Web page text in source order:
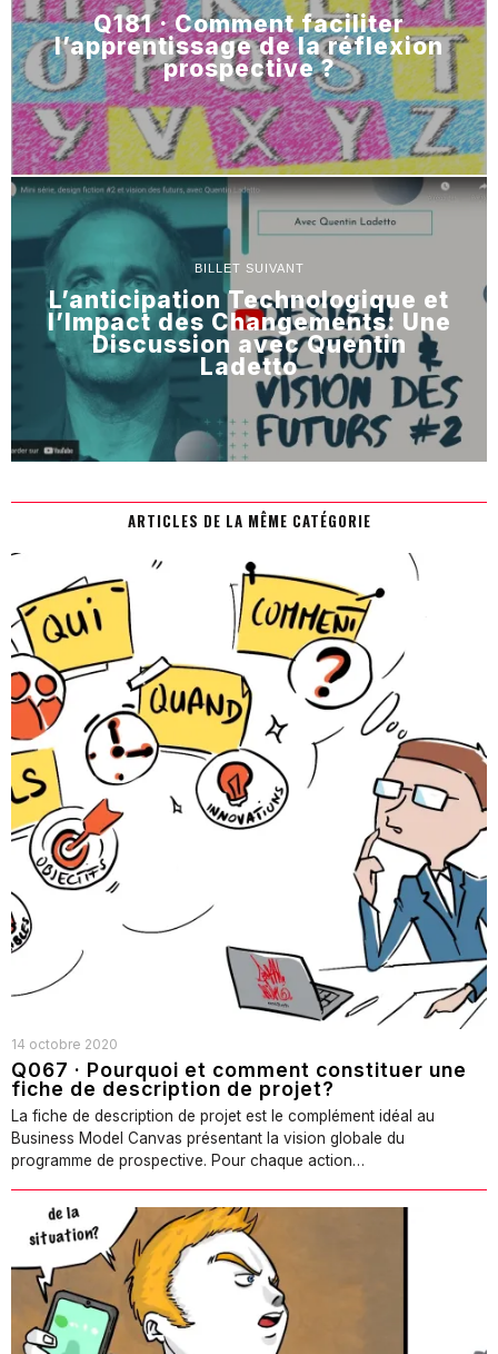
Q181 · Comment faciliter
l’apprentissage de la réflexion
prospective ?
BILLET SUIVANT
L’anticipation Technologique et
l’Impact des Changements: Une
Discussion avec Quentin
Ladetto
ARTICLES DE LA MÊME CATÉGORIE
14 octobre 2020
Q067 · Pourquoi et comment constituer une
fiche de description de projet?
La fiche de description de projet est le complément idéal au
Business Model Canvas présentant la vision globale du
programme de prospective. Pour chaque action…